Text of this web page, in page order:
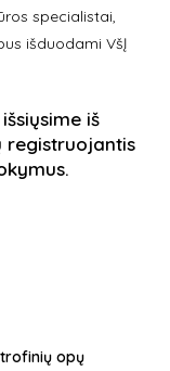
specialistai,
išduodami VšĮ
iš
registruojantis
opų